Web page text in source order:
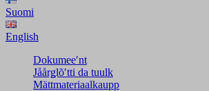
Suomi
English
Dokumeeʹnt
Jåårǥlõʹtti da tuulk
Mättmateriaalkaupp